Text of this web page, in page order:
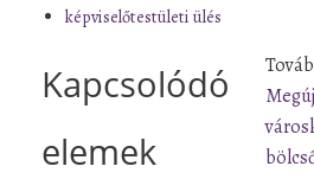
képviselőtestületi ülés
Kapcsolódó
elemek